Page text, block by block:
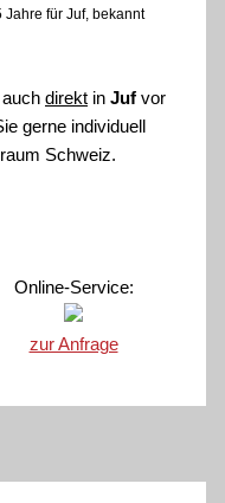
Jahre für Juf, bekannt
direkt in Juf vor
gerne individuell
Schweiz.
Online-Service:
zur Anfrage